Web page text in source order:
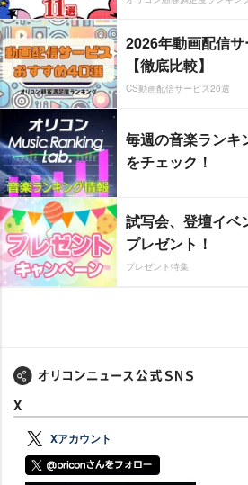
2026年動画配信
【徹底比較】
CS動画配信サービス20選
毎週の音楽ランキ
をチェック！
試写会、登壇イベ
プレゼント！
プレゼント特集
X
Xアカウント